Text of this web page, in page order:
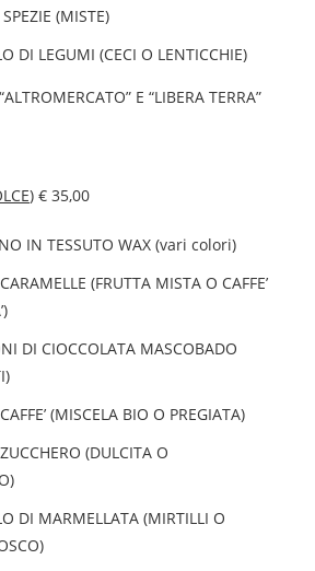
(MISTE)
DI LEGUMI (CECI O LENTICCHIE)
E “LIBERA TERRA”
) € 35,00
IN TESSUTO WAX (vari colori)
(FRUTTA MISTA O CAFFE’
DI CIOCCOLATA MASCOBADO
(MISCELA BIO O PREGIATA)
(DULCITA O
DI MARMELLATA (MIRTILLI O